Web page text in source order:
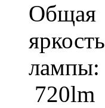
Общая
яркость
лампы:
720lm